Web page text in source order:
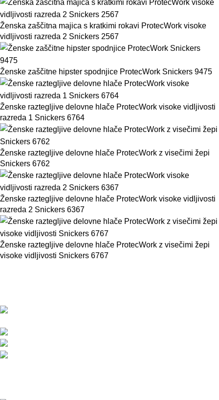
Ženska zaščitna majica s kratkimi rokavi ProtecWork visoke
vidljivosti razreda 2 Snickers 2567
Ženske zaščitne hipster spodnjice ProtecWork Snickers 9475
Ženske raztegljive delovne hlače ProtecWork visoke vidljivosti
razreda 1 Snickers 6764
Ženske raztegljive delovne hlače ProtecWork z visečimi žepi
Snickers 6762
Ženske raztegljive delovne hlače ProtecWork visoke vidljivosti
razreda 2 Snickers 6367
Ženske raztegljive delovne hlače ProtecWork z visečimi žepi
visoke vidljivosti Snickers 6767